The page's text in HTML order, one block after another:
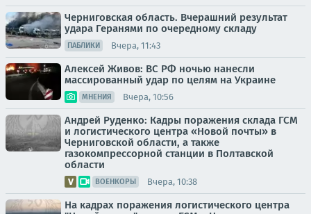
Черниговская область. Вчерашний результат
удара Геранями по очередному складу
ПАБЛИКИ Вчера, 11:43
Алексей Живов: ВС РФ ночью нанесли
массированный удар по целям на Украине
МНЕНИЯ Вчера, 10:56
Андрей Руденко: Кадры поражения склада ГСМ
и логистического центра «Новой почты» в
Черниговской области, а также
газокомпрессорной станции в Полтавской
области
ВОЕНКОРЫ Вчера, 10:38
На кадрах поражения логистического центра